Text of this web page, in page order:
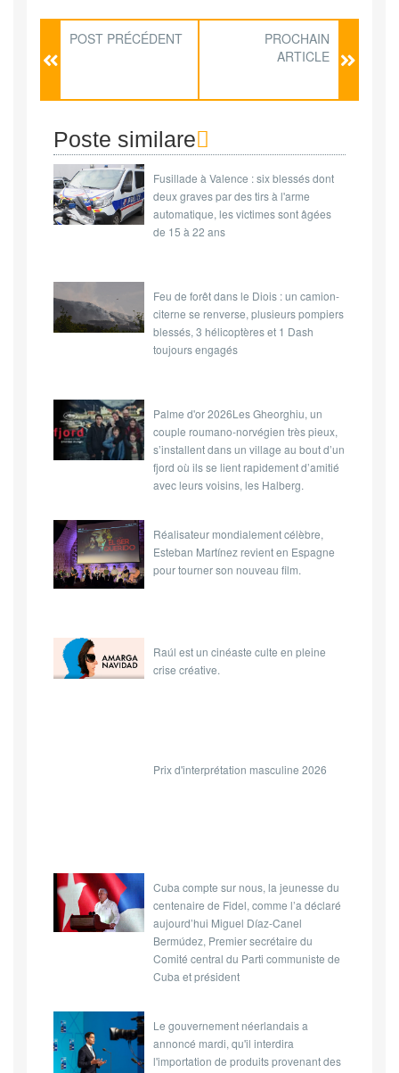
POST PRÉCÉDENT
PROCHAIN
ARTICLE
Poste similare
Fusillade à Valence : six blessés dont
deux graves par des tirs à l'arme
automatique, les victimes sont âgées
de 15 à 22 ans
Feu de forêt dans le Diois : un camion-
citerne se renverse, plusieurs pompiers
blessés, 3 hélicoptères et 1 Dash
toujours engagés
Palme d'or 2026Les Gheorghiu, un
couple roumano-norvégien très pieux,
s’installent dans un village au bout d’un
fjord où ils se lient rapidement d’amitié
avec leurs voisins, les Halberg.
Réalisateur mondialement célèbre,
Esteban Martínez revient en Espagne
pour tourner son nouveau film.
Raúl est un cinéaste culte en pleine
crise créative.
Prix d'interprétation masculine 2026
Cuba compte sur nous, la jeunesse du
centenaire de Fidel, comme l’a déclaré
aujourd’hui Miguel Díaz-Canel
Bermúdez, Premier secrétaire du
Comité central du Parti communiste de
Cuba et président
Le gouvernement néerlandais a
annoncé mardi, qu'il interdira
l'importation de produits provenant des